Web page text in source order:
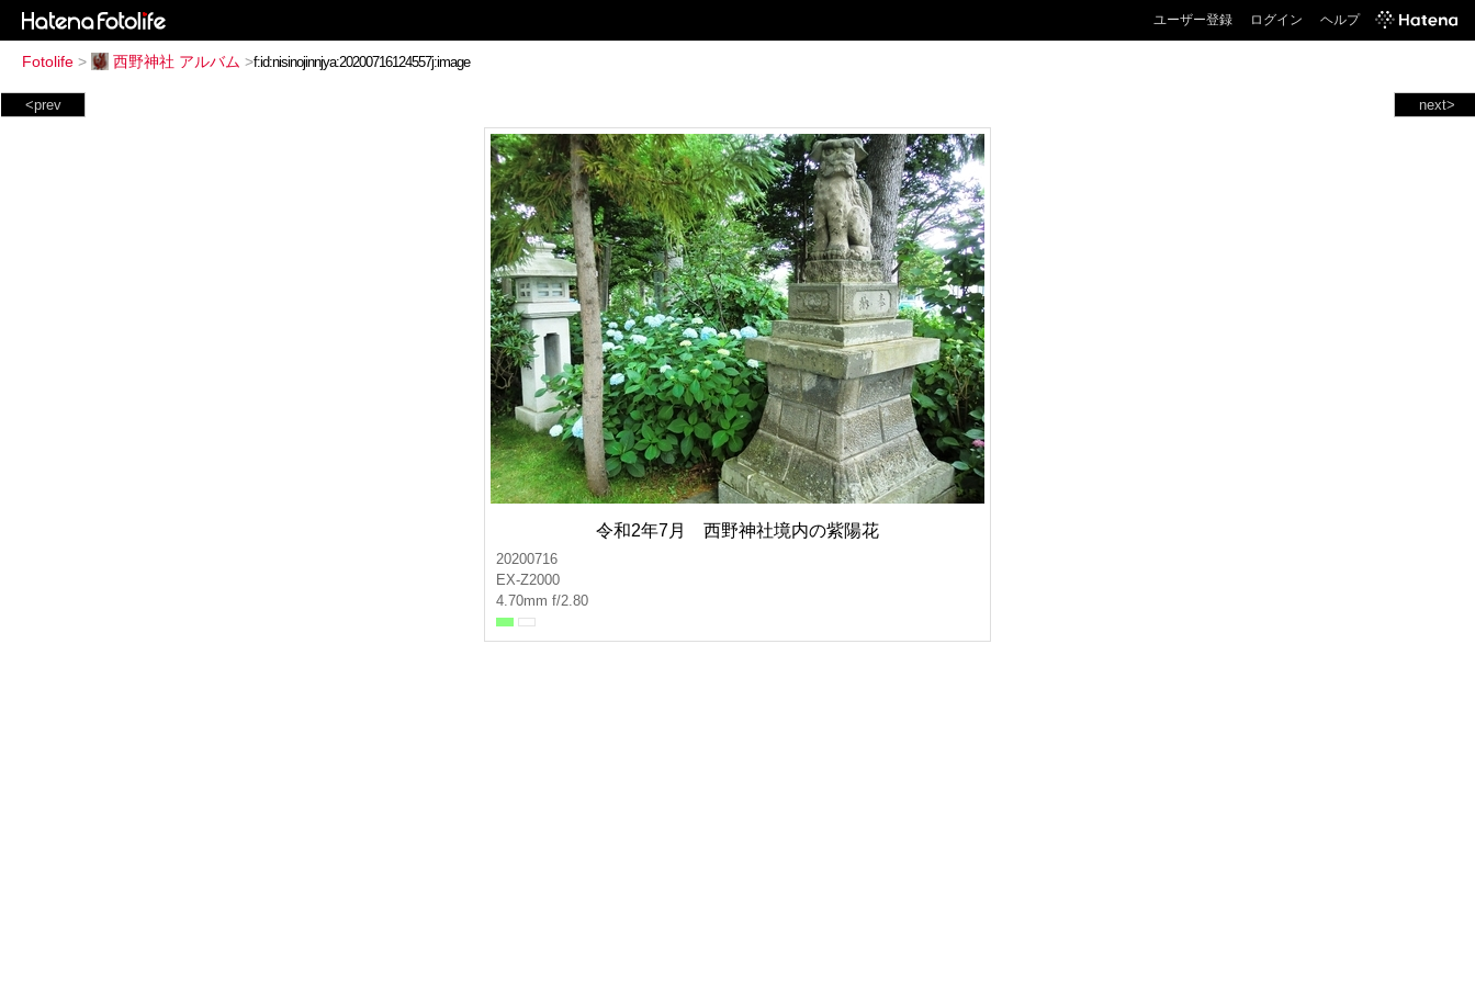
ユーザー登録 ログイン ヘルプ
Fotolife > 西野神社 アルバム >
next>
<prev
令和2年7月 西野神社境内の紫陽花
20200716
EX-Z2000
4.70mm f/2.80